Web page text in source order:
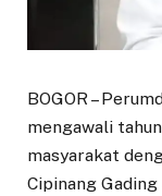
BOGOR –
mengawali
masyarakat
Cipinang